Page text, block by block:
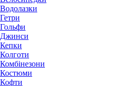
Водолазки
Гетри
Гольфи
Джинси
Кепки
Колготи
Комбінезони
Костюми
Кофти